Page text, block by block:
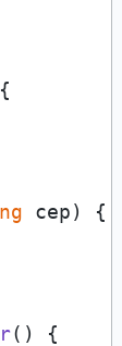
cep) {
( ) {